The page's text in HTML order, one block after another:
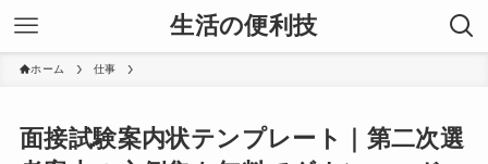
生活の便利技
ホーム 仕事
面接試験案内状テンプレート｜第二次選